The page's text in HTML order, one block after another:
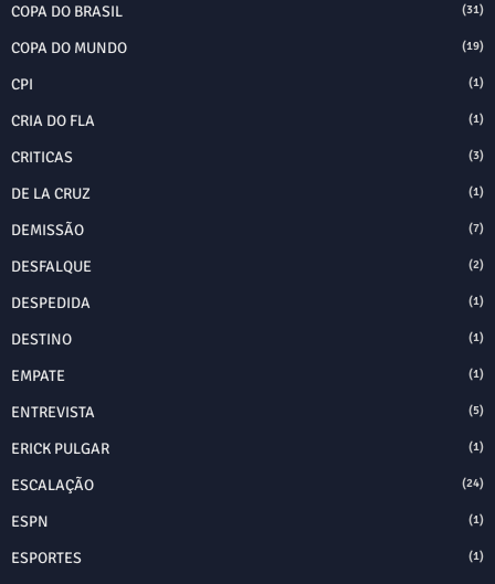
COPA DO BRASIL (31)
COPA DO MUNDO (19)
CPI (1)
CRIA DO FLA (1)
CRITICAS (3)
DE LA CRUZ (1)
DEMISSÃO (7)
DESFALQUE (2)
DESPEDIDA (1)
DESTINO (1)
EMPATE (1)
ENTREVISTA (5)
ERICK PULGAR (1)
ESCALAÇÃO (24)
ESPN (1)
ESPORTES (1)